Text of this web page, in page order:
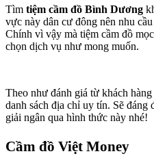
Tìm tiệm cầm đồ Bình Dương
vực này dân cư đông nên nhu
Chính vì vậy mà tiệm cầm đồ
chọn dịch vụ như mong muốn.
Theo như đánh giá từ khách
danh sách địa chỉ uy tín. Sẽ đáng
giải ngân qua hình thức này nhé!
Cầm đồ Việt Money